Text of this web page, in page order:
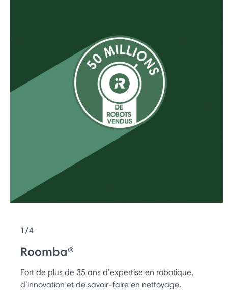
1/4
Roomba®
Fort de plus de 35 ans d’expertise en robotique,
d’innovation et de savoir-faire en nettoyage.